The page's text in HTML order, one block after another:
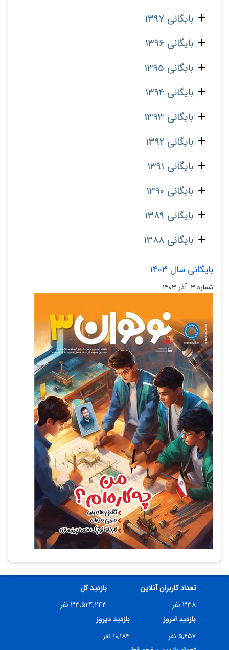
بایگانی 1397
بایگانی 1396
بایگانی 1395
بایگانی 1394
بایگانی 1393
بایگانی 1392
بایگانی 1391
بایگانی 1390
بایگانی 1389
بایگانی 1388
بایگانی سال 1403
شماره ۳. آذر ۱۴۰۳
تعداد کاربران آنلاین
۳۳۸ نفر
بازدید کل
۳۳,۵۲۴,۲۴۳ نفر
بازدید امروز
۵,۶۵۷ نفر
بازدید دیروز
۱۰,۱۸۴ نفر